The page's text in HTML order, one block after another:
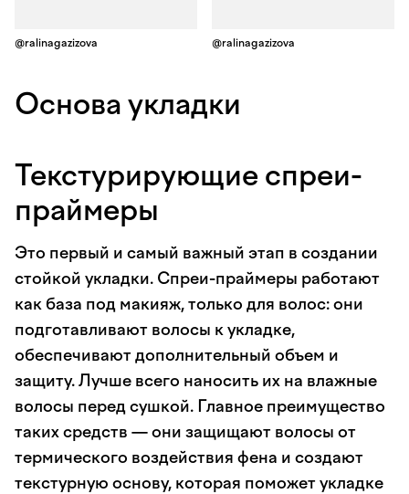
@ralinagazizova @ralinagazizova
Основа укладки
Текстурирующие спреи-
праймеры
Это первый и самый важный этап в создании
стойкой укладки. Спреи-праймеры работают
как база под макияж, только для волос: они
подготавливают волосы к укладке,
обеспечивают дополнительный объем и
защиту. Лучше всего наносить их на влажные
волосы перед сушкой. Главное преимущество
таких средств — они защищают волосы от
термического воздействия фена и создают
текстурную основу, которая поможет укладке